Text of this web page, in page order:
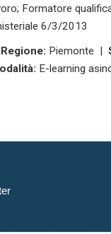
Formatore
6/3/2013
Regione: Piemonte |
E-learning